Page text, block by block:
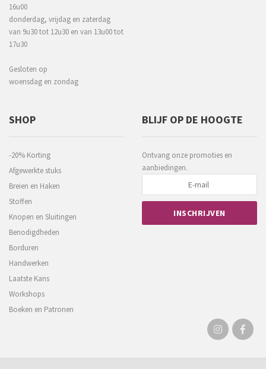
16u00
donderdag, vrijdag en zaterdag
van 9u30 tot 12u30 en van 13u00 tot
17u30
Gesloten op
woensdag en zondag
SHOP
-20% Korting
Afgewerkte stuks
Breien en Haken
Stoffen
Knopen en Sluitingen
Benodigdheden
Borduren
Handwerken
Laatste Kans
Workshops
Boeken en Patronen
BLIJF OP DE HOOGTE
Ontvang onze promoties en
aanbiedingen.